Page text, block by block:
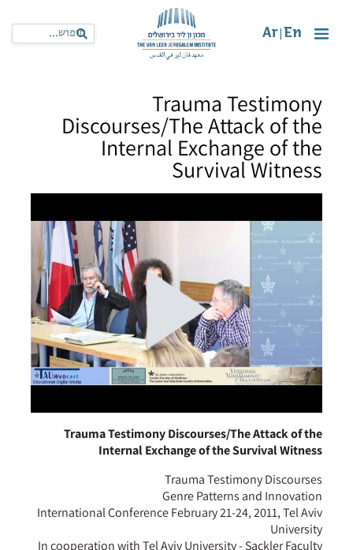
En
Ar
Trauma Testimony
Discourses/The Attack of the
Internal Exchange of the
Survival Witness
Trauma Testimony Discourses/The Attack of the
Internal Exchange of the Survival Witness
Trauma Testimony Discourses
Genre Patterns and Innovation
International Conference February 21-24, 2011, Tel Aviv
University
In cooperation with Tel Aviv University - Sackler Faculty